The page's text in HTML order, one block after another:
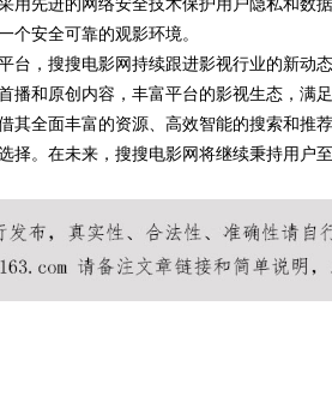
用先进的网络安全技术保护用户隐私和数
个安全可靠的观影环境。
台，搜搜电影网持续跟进影视行业的新动
播和原创内容，丰富平台的影视生态，满
其全面丰富的资源、高效智能的搜索和推
择。在未来，搜搜电影网将继续秉持用户